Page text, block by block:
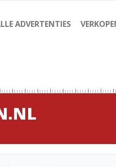
ADVERTENTIES